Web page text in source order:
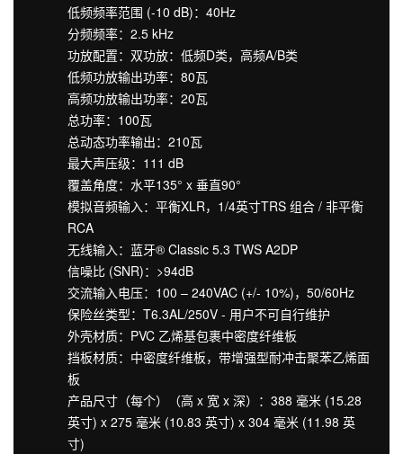
低频频率范围 (-10 dB)：40Hz
分频频率：2.5 kHz
功放配置：双功放：低频D类，高频A/B类
低频功放输出功率：80瓦
高频功放输出功率：20瓦
总功率：100瓦
总动态功率输出：210瓦
最大声压级：111 dB
覆盖角度：水平135° x 垂直90°
模拟音频输入：平衡XLR，1/4英寸TRS 组合 / 非平衡
RCA
无线输入：蓝牙® Classic 5.3 TWS A2DP
信噪比 (SNR)：>94dB
交流输入电压：100 – 240VAC (+/- 10%)，50/60Hz
保险丝类型：T6.3AL/250V - 用户不可自行维护
外壳材质：PVC 乙烯基包裹中密度纤维板
挡板材质：中密度纤维板，带增强型耐冲击聚苯乙烯面
板
产品尺寸（每个）（高 x 宽 x 深）：388 毫米 (15.28
英寸) x 275 毫米 (10.83 英寸) x 304 毫米 (11.98 英
寸)